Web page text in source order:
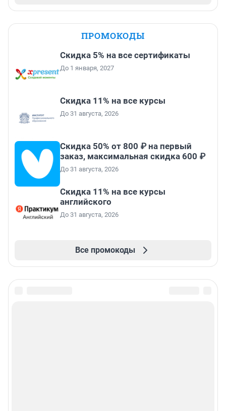
ПРОМОКОДЫ
Скидка 5% на все сертификаты
До 1 января, 2027
Скидка 11% на все курсы
До 31 августа, 2026
Скидка 50% от 800 ₽ на первый
заказ, максимальная скидка 600 ₽
До 31 августа, 2026
Скидка 11% на все курсы
английского
До 31 августа, 2026
Все промокоды